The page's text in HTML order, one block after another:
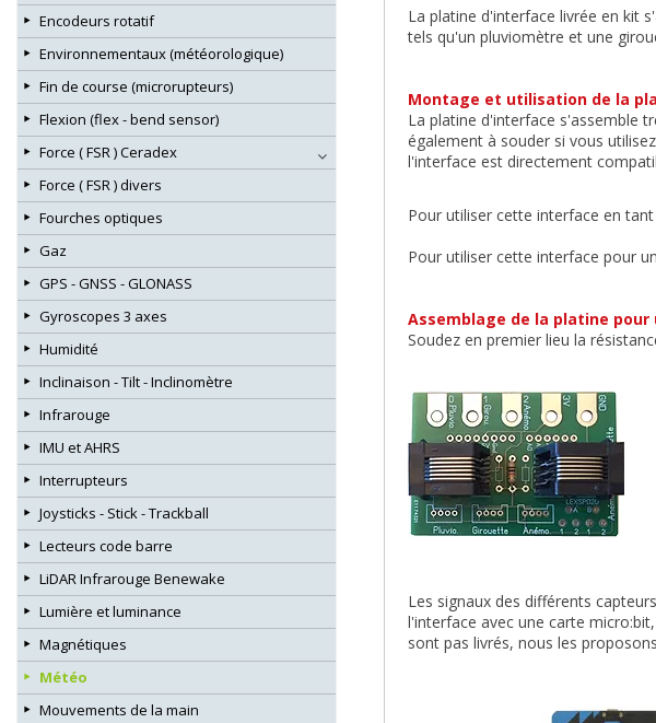
La platine d'interface livrée en kit
tels qu'un pluviomètre et une
Montage et utilisation de la
La platine d'interface s'assemble
également à souder si vous
l'interface est directement
Pour utiliser cette interface en
Pour utiliser cette interface pour
Assemblage de la platine
Soudez en premier lieu la
Les signaux des différents
l'interface avec une carte
sont pas livrés, nous les
Encodeurs rotatif
Environnementaux (météorologique)
Fin de course (microrupteurs)
Flexion (flex - bend sensor)
Force ( FSR ) Ceradex
Force ( FSR ) divers
Fourches optiques
Gaz
GPS - GNSS - GLONASS
Gyroscopes 3 axes
Humidité
Inclinaison - Tilt - Inclinomètre
Infrarouge
IMU et AHRS
Interrupteurs
Joysticks - Stick - Trackball
Lecteurs code barre
LiDAR Infrarouge Benewake
Lumière et luminance
Magnétiques
Météo
Mouvements de la main